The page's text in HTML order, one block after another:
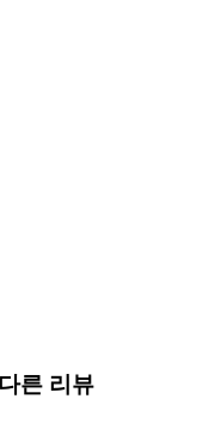
른 리뷰